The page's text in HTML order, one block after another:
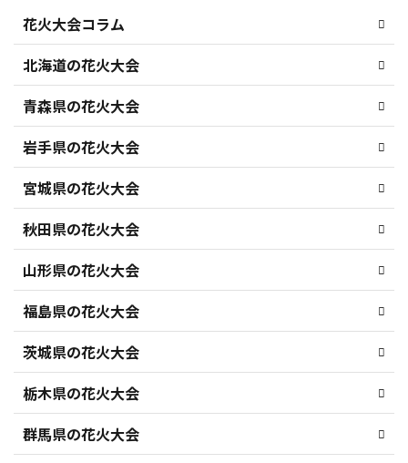
花火大会コラム
北海道の花火大会
青森県の花火大会
岩手県の花火大会
宮城県の花火大会
秋田県の花火大会
山形県の花火大会
福島県の花火大会
茨城県の花火大会
栃木県の花火大会
群馬県の花火大会